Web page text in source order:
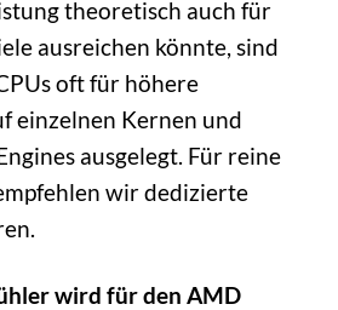
theoretisch auch für
ausreichen könnte, sind
oft für höhere
einzelnen Kernen und
ausgelegt. Für reine
wir dedizierte
wird für den AMD